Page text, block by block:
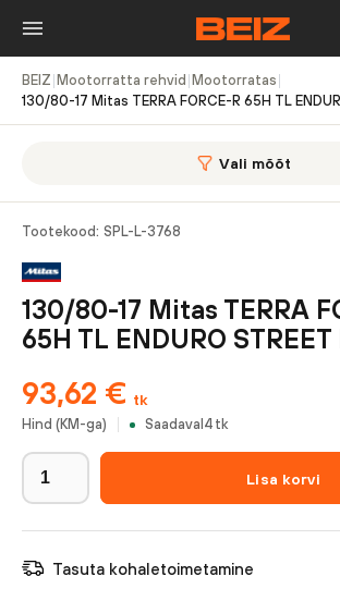
BEIZ Mootorratta rehvid Mootorratas
130/80-17 Mitas TERRA FORCE-R 65H TL
Vali mõõt
Tootekood: SPL-L-3768
130/80-17 Mitas TERRA
65H TL ENDURO STREET
93,62 € tk
Hind (KM-ga) Saadaval 4 tk
Lisa korvi
Tasuta kohaletoimetamine